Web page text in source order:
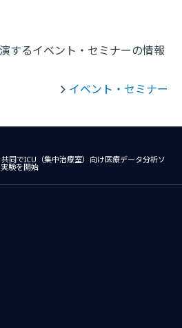
するイベント・セミナーの情報
イベント・セミナー
同でICU（集中治療室）向け医療データ分析ソ
験を開始